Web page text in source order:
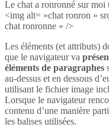
Le chat a ronronné sur moi
<img alt= »chat ronron »
chat ronronne » />
Les éléments (et attributs)
que le navigateur va
éléments de paragraphes
au-dessus et en dessous
utilisant le fichier image
Lorsque le navigateur
contenu d’une manière
les balises utilisées.